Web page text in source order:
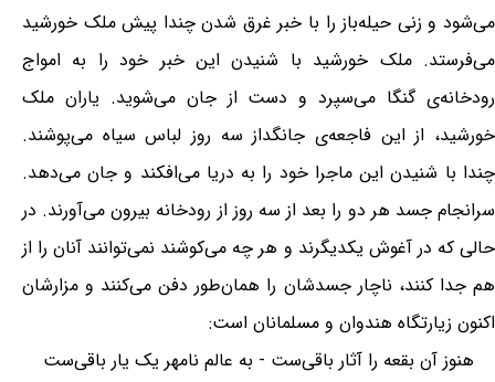
می‌شود و زنی حیله‌باز را با خبر غرق شدن چندا پیش ملک خورشید
می‌فرستد. ملک خورشید با شنیدن این خبر خود را به امواج
رودخانه‌ی گنگا می‌سپرد و دست از جان می‌شوید. یاران ملک
خورشید، از این فاجعه‌ی جانگداز سه روز لباس سیاه می‌پوشند.
چندا با شنیدن این ماجرا خود را به دریا می‌افکند و جان می‌دهد.
سرانجام جسد هر دو را بعد از سه روز از رودخانه بیرون می‌آورند. در
حالی که در آغوش یکدیگرند و هر چه می‌کوشند نمی‌توانند آنان را از
هم جدا کنند، ناچار جسدشان را همان‌طور دفن می‌کنند و مزارشان
اکنون زیارتگاه هندوان و مسلمانان است:
هنوز آن بقعه را آثار باقی‌ست - به عالم نامهر یک یار باقی‌ست